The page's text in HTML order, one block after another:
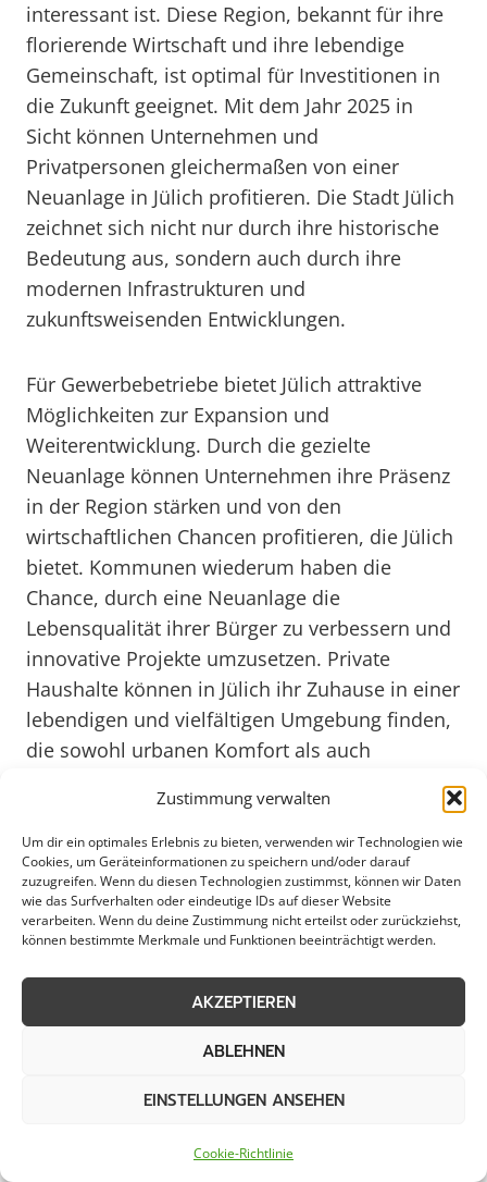
Zustimmung verwalten
Um dir ein optimales Erlebnis zu bieten, verwenden wir Technologien wie
Cookies, um Geräteinformationen zu speichern und/oder darauf
zuzugreifen. Wenn du diesen Technologien zustimmst, können wir Daten
wie das Surfverhalten oder eindeutige IDs auf dieser Website
verarbeiten. Wenn du deine Zustimmung nicht erteilst oder zurückziehst,
können bestimmte Merkmale und Funktionen beeinträchtigt werden.
AKZEPTIEREN
ABLEHNEN
EINSTELLUNGEN ANSEHEN
Cookie-Richtlinie
interessant ist. Diese Region, bekannt für ihre
florierende Wirtschaft und ihre lebendige
Gemeinschaft, ist optimal für Investitionen in
die Zukunft geeignet. Mit dem Jahr 2025 in
Sicht können Unternehmen und
Privatpersonen gleichermaßen von einer
Neuanlage in Jülich profitieren. Die Stadt Jülich
zeichnet sich nicht nur durch ihre historische
Bedeutung aus, sondern auch durch ihre
modernen Infrastrukturen und
zukunftsweisenden Entwicklungen.
Für Gewerbebetriebe bietet Jülich attraktive
Möglichkeiten zur Expansion und
Weiterentwicklung. Durch die gezielte
Neuanlage können Unternehmen ihre Präsenz
in der Region stärken und von den
wirtschaftlichen Chancen profitieren, die Jülich
bietet. Kommunen wiederum haben die
Chance, durch eine Neuanlage die
Lebensqualität ihrer Bürger zu verbessern und
innovative Projekte umzusetzen. Private
Haushalte können in Jülich ihr Zuhause in einer
lebendigen und vielfältigen Umgebung finden,
die sowohl urbanen Komfort als auch
Die Entscheidung für eine Neuanlage in Jülich
verspricht langfristige Vorteile und eine
nachhaltige Entwicklung für alle Beteiligten. Mit
einem Blick in die Zukunft bis 2025 wird
und Fortschritt hervorsticht. Die Stadt bietet
optimale Bedingungen für ein erfolgreiches
Unternehmertum sowie ein inspirierendes
Umfeld für private Projekte und
Neuanlage in Jülich sind somit Investitionen in